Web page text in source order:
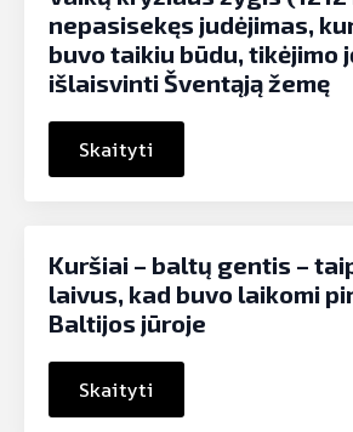
nepasisekęs judėjimas,
buvo taikiu būdu, tikėjimo
išlaisvinti Šventąją žemę
Skaityti
Kuršiai – baltų gentis –
laivus, kad buvo laikomi
Baltijos jūroje
Skaityti